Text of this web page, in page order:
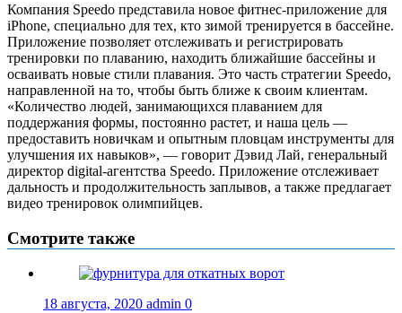
Компания Speedo представила новое фитнес-приложение для
iPhone, специально для тех, кто зимой тренируется в бассейне.
Приложение позволяет отслеживать и регистрировать
тренировки по плаванию, находить ближайшие бассейны и
осваивать новые стили плавания. Это часть стратегии Speedo,
направленной на то, чтобы быть ближе к своим клиентам.
«Количество людей, занимающихся плаванием для
поддержания формы, постоянно растет, и наша цель —
предоставить новичкам и опытным пловцам инструменты для
улучшения их навыков», — говорит Дэвид Лай, генеральный
директор digital-агентства Speedo. Приложение отслеживает
дальность и продолжительность заплывов, а также предлагает
видео тренировок олимпийцев.
Смотрите также
18 августа, 2020 admin 0